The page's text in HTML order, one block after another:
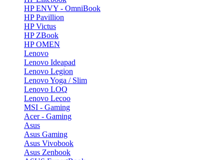
HP ENVY - OmniBook
HP Pavillion
HP Victus
HP ZBook
HP OMEN
Lenovo
Lenovo Ideapad
Lenovo Legion
Lenovo Yoga / Slim
Lenovo LOQ
Lenovo Lecoo
MSI - Gaming
Acer - Gaming
Asus
Asus Gaming
Asus Vivobook
Asus Zenbook